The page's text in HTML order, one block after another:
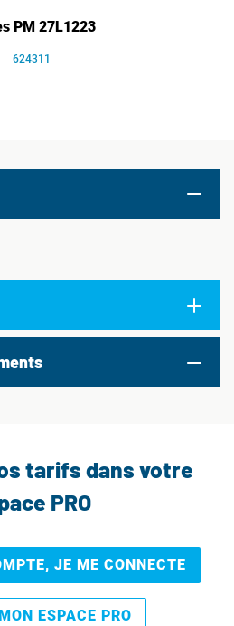
PM 27L1223
624311
tarifs dans votre
PRO
JE ME CONNECTE
ESPACE PRO